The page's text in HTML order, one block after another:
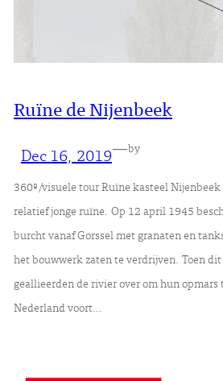
Ruïne de Nijenbeek
Dec 16, 2019—by
360º/visuele tour Ruïne kasteel Nijenbeek
relatief jonge ruïne. Op 12 april 1945
burcht vanaf Gorssel met granaten en
het bouwwerk zaten te verdrijven. Toen
geallieerden de rivier over om hun
Nederland voort…